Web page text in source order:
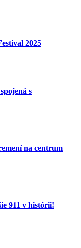
2025
s
na centrum
911 v histórii!